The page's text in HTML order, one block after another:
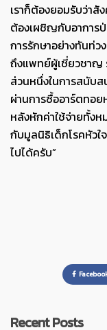
เราก็ต้องยอมรับว่า
ต้องเผชิญกับอาการป่
การรักษาอย่างทันท่ว
ถึงแพทย์ผู้เชี่ยวชาญ
ส่วนหนึ่งในการสนับ
ผ่านการซื้ออาร์ตทอย
หลังหักค่าใช้จ่ายทั้งห
กับมูลนิธิเด็กโรคหัว
ไปได้ครับ”
Recent Posts